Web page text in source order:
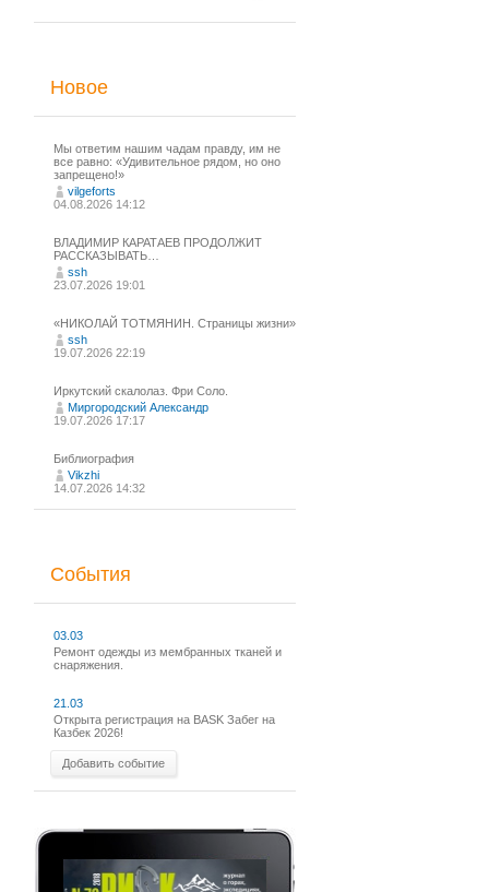
Новое
Мы ответим нашим чадам правду, им не
все равно: «Удивительное рядом, но оно
запрещено!»
vilgeforts
04.08.2026 14:12
ВЛАДИМИР КАРАТАЕВ ПРОДОЛЖИТ
РАССКАЗЫВАТЬ…
ssh
23.07.2026 19:01
«НИКОЛАЙ ТОТМЯНИН. Страницы жизни»
ssh
19.07.2026 22:19
Иркутский скалолаз. Фри Соло.
Миргородский Александр
19.07.2026 17:17
Библиография
Vikzhi
14.07.2026 14:32
События
03.03
Ремонт одежды из мембранных тканей и
снаряжения.
21.03
Открыта регистрация на BASK Забег на
Казбек 2026!
Добавить событие